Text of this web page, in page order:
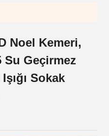
Noel Kemeri,
Su Geçirmez
Sokak